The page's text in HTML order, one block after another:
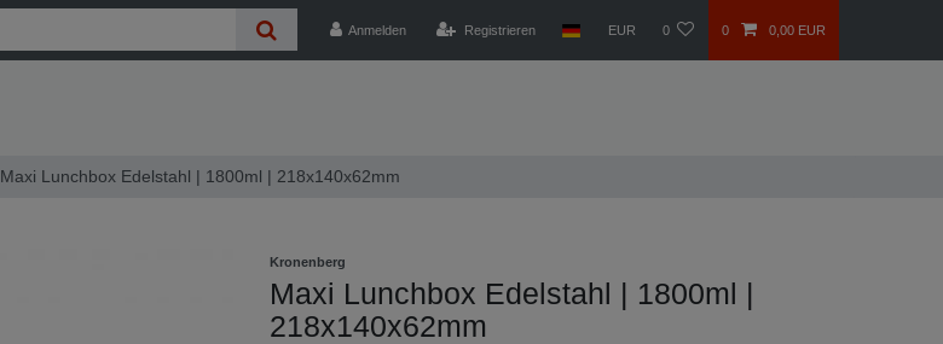
Anmelden Registrieren EUR 0 0 0,00 EUR
Maxi Lunchbox Edelstahl | 1800ml | 218x140x62mm
Kronenberg
Maxi Lunchbox Edelstahl | 1800ml |
218x140x62mm